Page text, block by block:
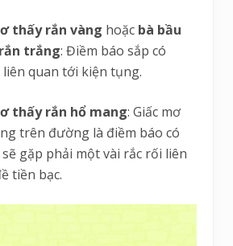
thấy rắn vàng hoặc bà bầu
trắng: Điềm báo sắp có
quan tới kiện tụng.
thấy rắn hổ mang: Giấc mơ
trên đường là điềm báo có
gặp phải một vài rắc rối liên
tiền bạc.